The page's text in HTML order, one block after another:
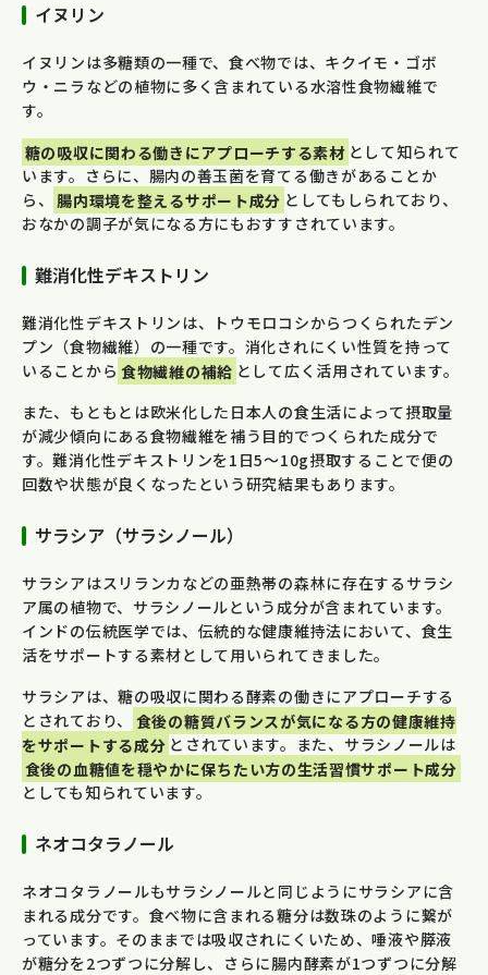
イヌリン
イヌリンは多糖類の一種で、食べ物では、キクイモ・ゴボ
ウ・ニラなどの植物に多く含まれている水溶性食物繊維で
す。
糖の吸収に関わる働きにアプローチする素材 として知られて
います。さらに、腸内の善玉菌を育てる働きがあることか
ら、
腸内環境を整えるサポート成分 としてもしられており、
おなかの調子が気になる方にもおすすされています。
難消化性デキストリン
難消化性デキストリンは、トウモロコシからつくられたデン
プン（食物繊維）の一種です。消化されにくい性質を持って
いることから 食物繊維の補給 として広く活用されています。
また、もともとは欧米化した日本人の食生活によって摂取量
が減少傾向にある食物繊維を補う目的でつくられた成分で
す。難消化性デキストリンを1日5～10g摂取することで便の
回数や状態が良くなったという研究結果もあります。
サラシア（サラシノール）
サラシアはスリランカなどの亜熱帯の森林に存在するサラシ
ア属の植物で、サラシノールという成分が含まれています。
インドの伝統医学では、伝統的な健康維持法において、食生
活をサポートする素材として用いられてきました。
サラシアは、糖の吸収に関わる酵素の働きにアプローチする
とされており、
食後の糖質バランスが気になる方の健康維持
をサポートする成分 とされています。また、サラシノールは
食後の血糖値を穏やかに保ちたい方の生活習慣サポート成分
としても知られています。
ネオコタラノール
ネオコタラノールもサラシノールと同じようにサラシアに含
まれる成分です。食べ物に含まれる糖分は数珠のように繋が
っています。そのままでは吸収されにくいため、唾液や膵液
が糖分を2つずつに分解し、さらに腸内酵素が1つずつに分解